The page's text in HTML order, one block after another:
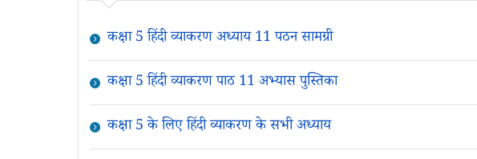
कक्षा 5 हिंदी व्याकरण अध्याय 11 पठन सामग्री
कक्षा 5 हिंदी व्याकरण पाठ 11 अभ्यास पुस्तिका
कक्षा 5 के लिए हिंदी व्याकरण के सभी अध्याय